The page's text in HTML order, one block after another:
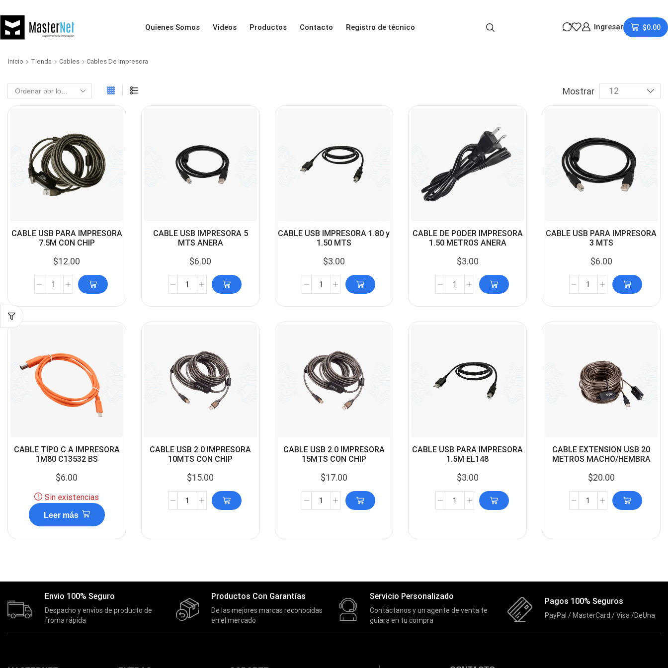
Quienes Somos Videos Productos Contacto Registro de técnico Ingresar $0.00
Inicio Tienda Cables Cables De Impresora
Mostrar
CABLE USB PARA IMPRESORA
7.5M CON CHIP
$12.00
CABLE USB IMPRESORA 5
MTS ANERA
$6.00
CABLE USB IMPRESORA 1.80 y
1.50 MTS
$3.00
CABLE DE PODER IMPRESORA
1.50 METROS ANERA
$3.00
CABLE USB PARA IMPRESORA
3 MTS
$6.00
CABLE TIPO C A IMPRESORA
1M80 C13532 BS
$6.00
Sin existencias
Leer más
CABLE USB 2.0 IMPRESORA
10MTS CON CHIP
$15.00
CABLE USB 2.0 IMPRESORA
15MTS CON CHIP
$17.00
CABLE USB PARA IMPRESORA
1.5M EL148
$3.00
CABLE EXTENSION USB 20
METROS MACHO/HEMBRA
$20.00
Envio 100% Seguro
Despacho y envíos de producto de
froma rápida
Productos Con Garantías
De las mejores marcas reconocidas
en el mercado
Servicio Personalizado
Contáctanos y un agente de venta te
guiara en tu compra
Pagos 100% Seguros
PayPal / MasterCard / Visa /DeUna